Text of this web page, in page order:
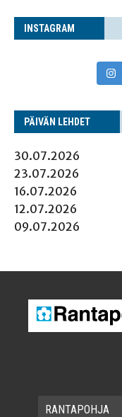
INS­TA­GRAM
PÄI­VÄN LEHDET
30.07.2026
23.07.2026
16.07.2026
12.07.2026
09.07.2026
RAN­TA­POH­JA